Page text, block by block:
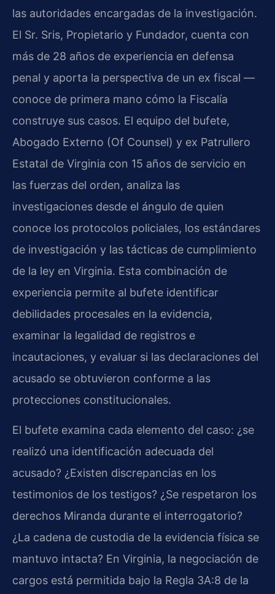
las autoridades encargadas de la investigación.
El Sr. Sris, Propietario y Fundador, cuenta con
más de 28 años de experiencia en defensa
penal y aporta la perspectiva de un ex fiscal —
conoce de primera mano cómo la Fiscalía
construye sus casos. El equipo del bufete,
Abogado Externo (Of Counsel) y ex Patrullero
Estatal de Virginia con 15 años de servicio en
las fuerzas del orden, analiza las
investigaciones desde el ángulo de quien
conoce los protocolos policiales, los estándares
de investigación y las tácticas de cumplimiento
de la ley en Virginia. Esta combinación de
experiencia permite al bufete identificar
debilidades procesales en la evidencia,
examinar la legalidad de registros e
incautaciones, y evaluar si las declaraciones del
acusado se obtuvieron conforme a las
protecciones constitucionales.
El bufete examina cada elemento del caso: ¿se
realizó una identificación adecuada del
acusado? ¿Existen discrepancias en los
testimonios de los testigos? ¿Se respetaron los
derechos Miranda durante el interrogatorio?
¿La cadena de custodia de la evidencia física se
mantuvo intacta? En Virginia, la negociación de
cargos está permitida bajo la Regla 3A:8 de la